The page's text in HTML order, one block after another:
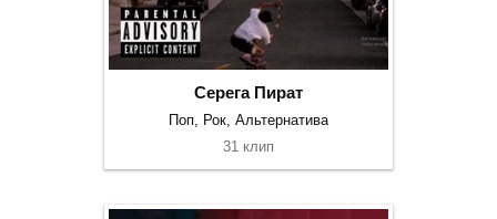
Серега Пират
Поп, Рок, Альтернатива
31 клип